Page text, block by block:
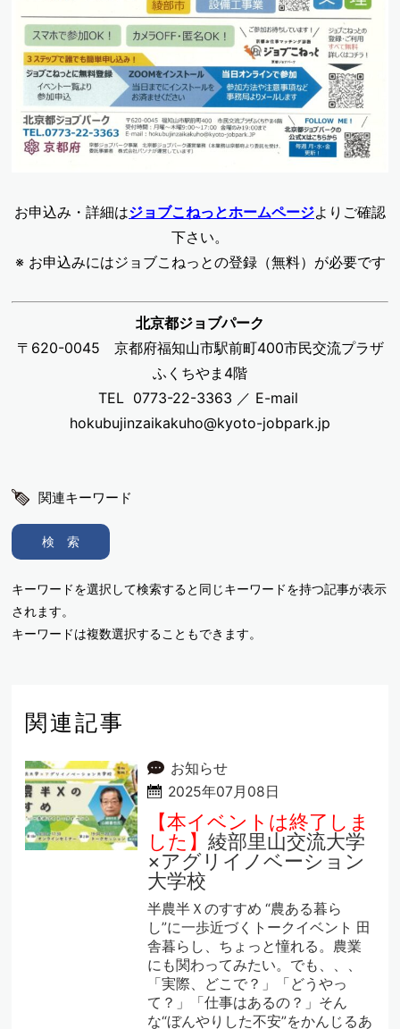
お申込み・詳細はジョブこねっとホームページよりご確認
下さい。
※ お申込みにはジョブこねっとの登録（無料）が必要です
北京都ジョブパーク
〒620-0045 京都府福知山市駅前町400市民交流プラザ
ふくちやま4階
TEL 0773-22-3363 ／ E-mail
hokubujinzaikakuho@kyoto-jobpark.jp
関連キーワード
キーワードを選択して検索すると同じキーワードを持つ記事が表示
されます。
キーワードは複数選択することもできます。
検 索
関連記事
お知らせ
2025年07月08日
【本イベントは終了しま
した】綾部里山交流大学
×アグリイノベーション
大学校
半農半Ｘのすすめ “農ある暮ら
し”に一歩近づくトークイベント 田
舎暮らし、ちょっと憧れる。農業
にも関わってみたい。でも、、、
「実際、どこで？」「どうやっ
て？」「仕事はあるの？」そん
な“ぼんやりした不安”をかんじるあ